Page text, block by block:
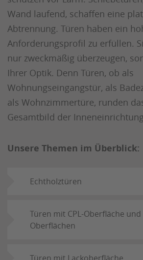
Wand laufend, schaffen eine
Abtrennung. Türen haben ein
Anforderungsprofil zu erfüllen.
nur zweckmäßig überzeugen,
Ihrer Optik. Denn Türen, ob als
Wohnungseingangstür, als
als Wohnzimmertüre, runden
Gesamtbild der
Unsere Themen im Überblick:
Echtholztüren
Türen mit CPL-Oberfläche und
Oberflächen